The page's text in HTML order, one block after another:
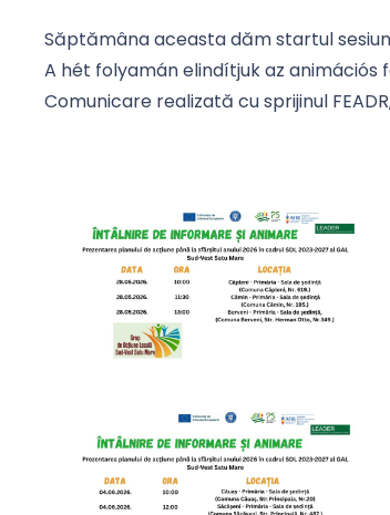
Săptămâna aceasta dăm startul
A hét folyamán elindítjuk az animációs
Comunicare realizată cu sprijinul